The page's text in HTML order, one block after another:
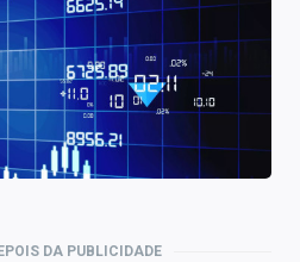
DA PUBLICIDADE